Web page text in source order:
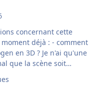
déjà : - comment
en 3D ? Je n'ai qu'une